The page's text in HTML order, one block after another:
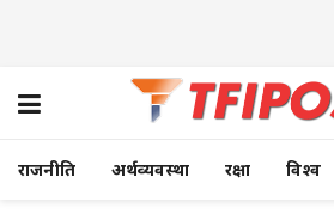
राजनीति अर्थव्यवस्था रक्षा विश्व